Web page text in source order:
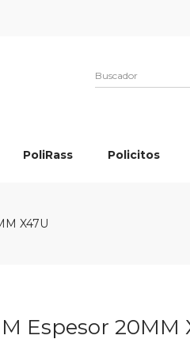
PoliRass Policitos
X47U
Espesor 20MM